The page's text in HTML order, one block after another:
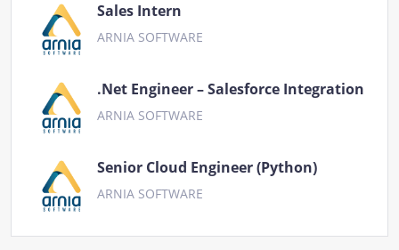
Sales Intern
ARNIA SOFTWARE
.Net Engineer – Salesforce Integration
ARNIA SOFTWARE
Senior Cloud Engineer (Python)
ARNIA SOFTWARE